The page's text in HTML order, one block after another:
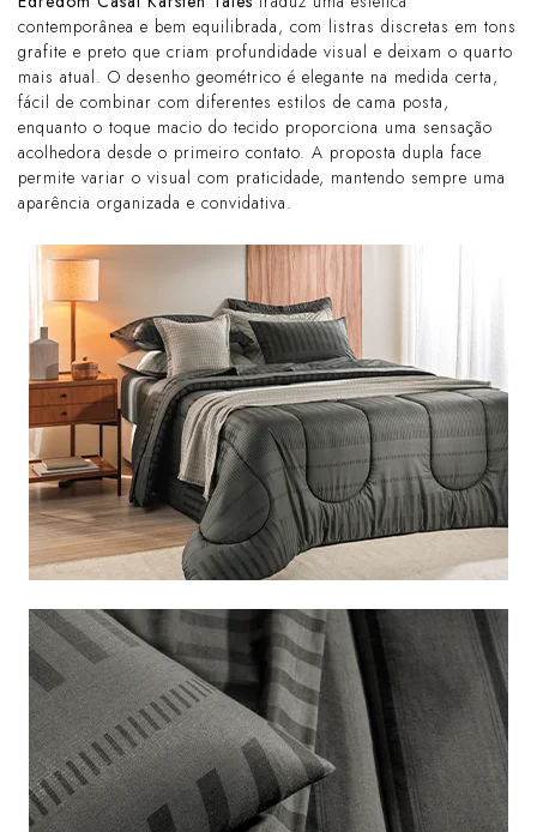
contemporânea e bem equilibrada, com listras discretas em tons
grafite e preto que criam profundidade visual e deixam o quarto
mais atual. O desenho geométrico é elegante na medida certa,
fácil de combinar com diferentes estilos de cama posta,
enquanto o toque macio do tecido proporciona uma sensação
acolhedora desde o primeiro contato. A proposta dupla face
permite variar o visual com praticidade, mantendo sempre uma
aparência organizada e convidativa.